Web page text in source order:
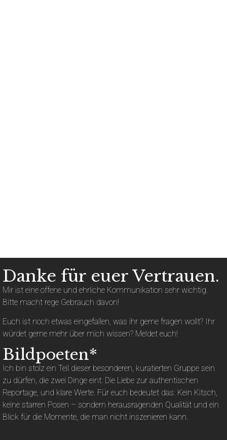
Danke für euer Vertrauen.
Mir ist eine offene und ehrliche Kommunikation sehr wichtig.
Bitte macht rege Gebrauch davon!
Euch ist noch etwas eingefallen, was ihr gerne fragen wollt? Ihr
würdet gerne mehr über mich wissen? Meldet euch!
Bildpoeten*
Ich bin stolz ein Teil dieser besonderen, kuratierten Gruppe sein
zu dürfen, die zwei Dinge eint: Die Liebe zur authentischen
Reportage, und klare Werte. Für euch bedeutet das: Kein Kitsch,
keine starren Posen – sondern herausragenden Qualität und ein
Blick für die Momente, die man nicht inszenieren kann.